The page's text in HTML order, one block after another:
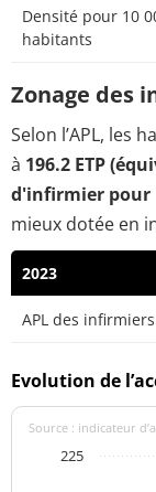
Densité pour 10
habitants
Zonage des
Selon l’APL, les
à 196.2 ETP
d'infirmier pour
mieux dotée en
2023
APL des infirmiers
Evolution de
Source : indicateur
225